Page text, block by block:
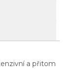
a přitom